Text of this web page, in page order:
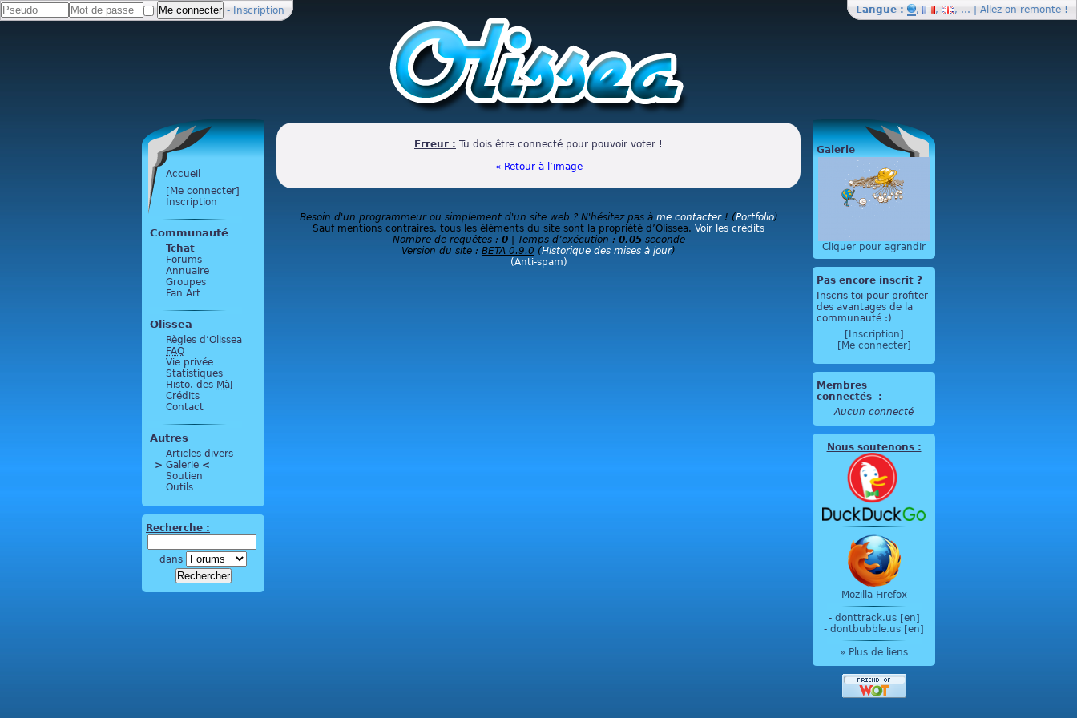
- Inscription Langue : , , , … | Allez on remonte !
Accueil
[Me connecter]
Inscription
Communauté
Tchat
Forums
Annuaire
Groupes
Fan Art
Olissea
Règles d’Olissea
FAQ
Vie privée
Statistiques
Histo. des MàJ
Crédits
Contact
Autres
Articles divers
> Galerie <
Soutien
Outils
Recherche :
dans
Erreur : Tu dois être connecté pour pouvoir voter !
« Retour à l’image
Besoin d'un programmeur ou simplement d'un site web ? N'hésitez pas à me contacter! (Portfolio)
Sauf mentions contraires, tous les éléments du site sont la propriété d’Olissea. Voir les crédits
Nombre de requêtes : 0| Temps d’exécution : 0.05seconde
Version du site : BETA 0.9.0 (Historique des mises à jour)
(Anti-spam)
Galerie
Cliquer pour agrandir
Pas encore inscrit ?
Inscris-toi pour profiter
des avantages de la
communauté :)
[Inscription]
[Me connecter]
Membres
connectés
:
Aucun connecté
Nous soutenons:
Mozilla Firefox
- donttrack.us [en]
- dontbubble.us [en]
» Plus de liens